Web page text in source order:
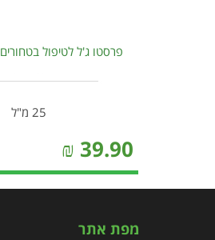
פרסטו ג'ל לטיפול בטחורים Dan Pharm
25 מ"ל
39.90
₪
מפת אתר